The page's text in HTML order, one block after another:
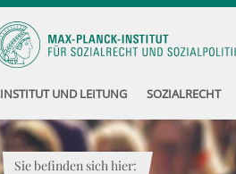
INSTITUT UND LEITUNG SOZIALRECHT
Sie befinden sich hier: